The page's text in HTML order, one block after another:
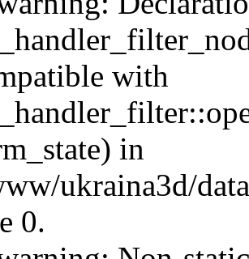
with
in
ukraina3d/
0.